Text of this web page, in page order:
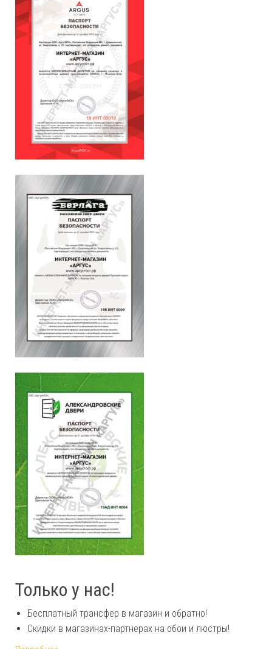
Только у нас!
Бесплатный трансфер в магазин и обратно!
Скидки в магазинах-партнерах на обои и люстры!